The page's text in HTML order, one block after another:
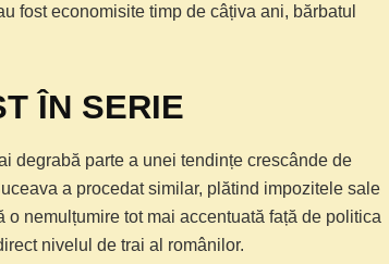
fost economisite timp de câțiva ani, bărbatul
ÎN SERIE
degrabă parte a unei tendințe crescânde de
a procedat similar, plătind impozitele sale
nemulțumire tot mai accentuată față de politica
nivelul de trai al românilor.